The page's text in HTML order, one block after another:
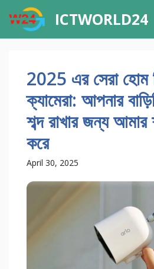
content
ICTWORLD24
2025 এর সেরা হোম
ক্যামেরা: আপনার
শব্দ রাখার জন্য আমার
করে
April 30, 2025